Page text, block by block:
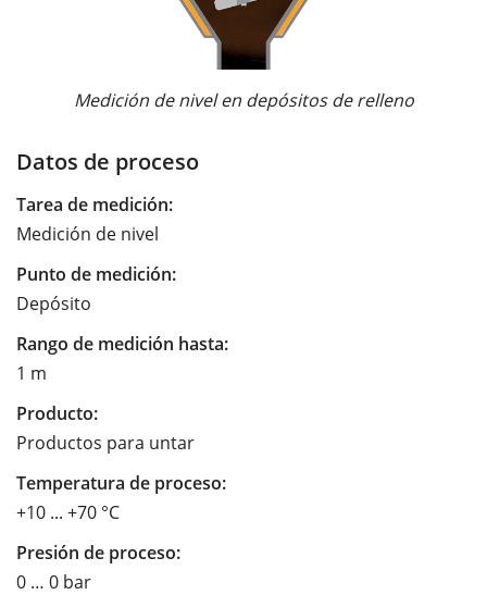
Medición de nivel en depósitos de relleno
Datos de proceso
Tarea de medición:
Medición de nivel
Punto de medición:
Depósito
Rango de medición hasta:
1 m
Producto:
Productos para untar
Temperatura de proceso:
+10 ... +70 °C
Presión de proceso:
0 … 0 bar